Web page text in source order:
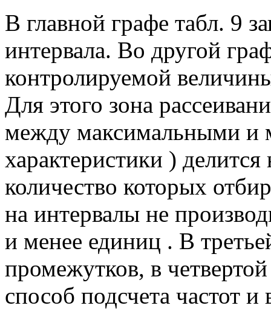
В главной графе табл. 9
интервала. Во другой
контролируемой
Для этого зона
между максимальными и
характеристики )
количество которых
на интервалы не
и менее единиц . В
промежутков, в
способ подсчета частот